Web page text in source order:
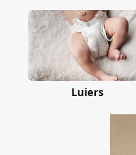
Luiers